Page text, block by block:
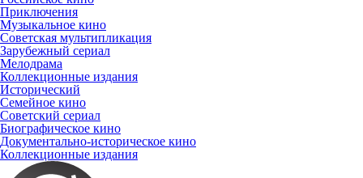
Приключения
Музыкальное кино
Советская мультипликация
Зарубежный сериал
Мелодрама
Коллекционные издания
Исторический
Семейное кино
Советский сериал
Биографическое кино
Документально-историческое кино
Коллекционные издания